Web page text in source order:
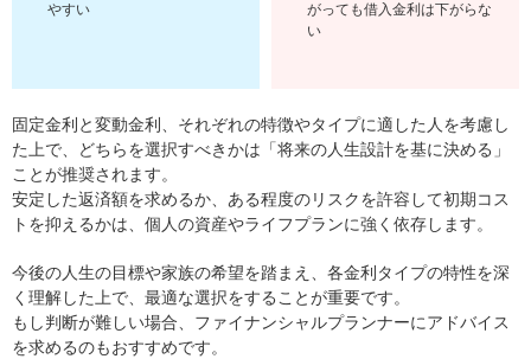
やすい
がっても借入金利は下がらな
い
固定金利と変動金利、それぞれの特徴やタイプに適した人を考慮し
た上で、どちらを選択すべきかは「将来の人生設計を基に決める」
ことが推奨されます。
安定した返済額を求めるか、ある程度のリスクを許容して初期コス
トを抑えるかは、個人の資産やライフプランに強く依存します。
今後の人生の目標や家族の希望を踏まえ、各金利タイプの特性を深
く理解した上で、最適な選択をすることが重要です。
もし判断が難しい場合、ファイナンシャルプランナーにアドバイス
を求めるのもおすすめです。